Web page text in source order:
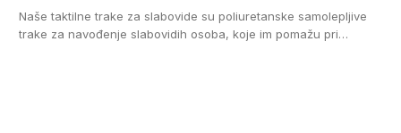
Naše taktilne trake za slabovide su poliuretanske samolepljive
trake za navođenje slabovidih osoba, koje im pomažu pri